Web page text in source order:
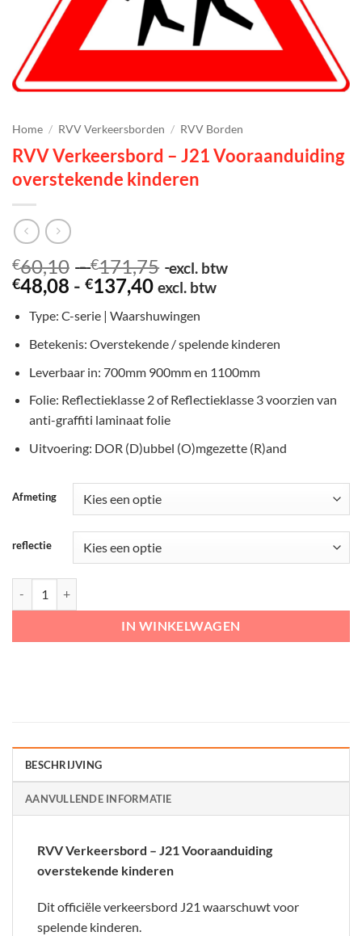
Home / RVV Verkeersborden / RVV Borden
RVV Verkeersbord – J21 Vooraanduiding
overstekende kinderen
€60,10 - €171,75 Prijsklasse:
€60,10
€171,75
excl. btw
€48,08 - €137,40Prijsklasse:
tot
€137,40
excl. btw
Type: C-serie | Waarshuwingen
Betekenis: Overstekende / spelende kinderen
Leverbaar in: 700mm 900mm en 1100mm
Folie: Reflectieklasse 2 of Reflectieklasse 3 voorzien van
anti-graffiti laminaat folie
Uitvoering: DOR (D)ubbel (O)mgezette (R)and
Afmeting
reflectie
IN WINKELWAGEN
BESCHRIJVING
AANVULLENDE INFORMATIE
RVV Verkeersbord – J21 Vooraanduiding
overstekende kinderen
Dit officiële verkeersbord J21 waarschuwt voor
spelende kinderen.